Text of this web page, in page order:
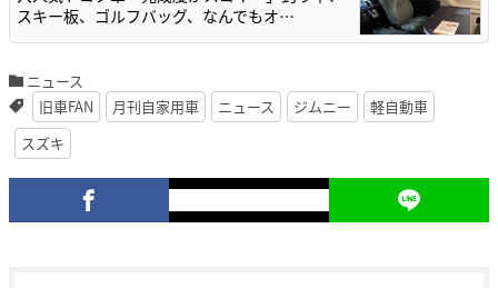
スキー板、ゴルフバッグ、なんでもオ…
ニュース
旧車FAN
月刊自家用車 ニュース ジムニー
軽自動車
スズキ